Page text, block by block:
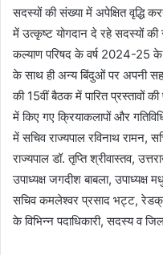
सदस्यों की संख्या में अपेक्षित वृद्धि
में उत्कृष्ट योगदान दे रहे सदस्यों
कल्याण परिषद के वर्ष 2024-25
के साथ ही अन्य बिंदुओं पर अपनी
की 15वीं बैठक में पारित प्रस्तावों
में किए गए क्रियाकलापों और
में सचिव राज्यपाल रविनाथ रामन,
राज्यपाल डॉ. तृप्ति श्रीवास्तव,
उपाध्यक्ष जगदीश बाबला, उपाध्यक्ष
सचिव कमलेश्वर प्रसाद भट्ट,
के विभिन्न पदाधिकारी, सदस्य व